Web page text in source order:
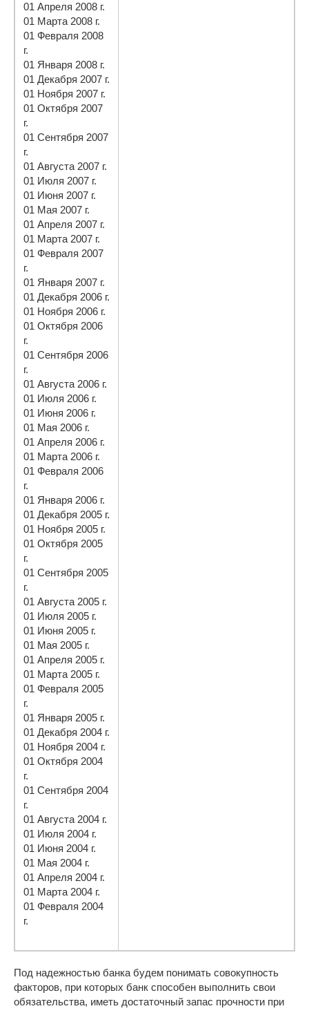
01 Апреля 2008 г.
01 Марта 2008 г.
01 Февраля 2008
г.
01 Января 2008 г.
01 Декабря 2007 г.
01 Ноября 2007 г.
01 Октября 2007
г.
01 Сентября 2007
г.
01 Августа 2007 г.
01 Июля 2007 г.
01 Июня 2007 г.
01 Мая 2007 г.
01 Апреля 2007 г.
01 Марта 2007 г.
01 Февраля 2007
г.
01 Января 2007 г.
01 Декабря 2006 г.
01 Ноября 2006 г.
01 Октября 2006
г.
01 Сентября 2006
г.
01 Августа 2006 г.
01 Июля 2006 г.
01 Июня 2006 г.
01 Мая 2006 г.
01 Апреля 2006 г.
01 Марта 2006 г.
01 Февраля 2006
г.
01 Января 2006 г.
01 Декабря 2005 г.
01 Ноября 2005 г.
01 Октября 2005
г.
01 Сентября 2005
г.
01 Августа 2005 г.
01 Июля 2005 г.
01 Июня 2005 г.
01 Мая 2005 г.
01 Апреля 2005 г.
01 Марта 2005 г.
01 Февраля 2005
г.
01 Января 2005 г.
01 Декабря 2004 г.
01 Ноября 2004 г.
01 Октября 2004
г.
01 Сентября 2004
г.
01 Августа 2004 г.
01 Июля 2004 г.
01 Июня 2004 г.
01 Мая 2004 г.
01 Апреля 2004 г.
01 Марта 2004 г.
01 Февраля 2004
г.
Под надежностью банка будем понимать совокупность
факторов, при которых банк способен выполнить свои
обязательства, иметь достаточный запас прочности при